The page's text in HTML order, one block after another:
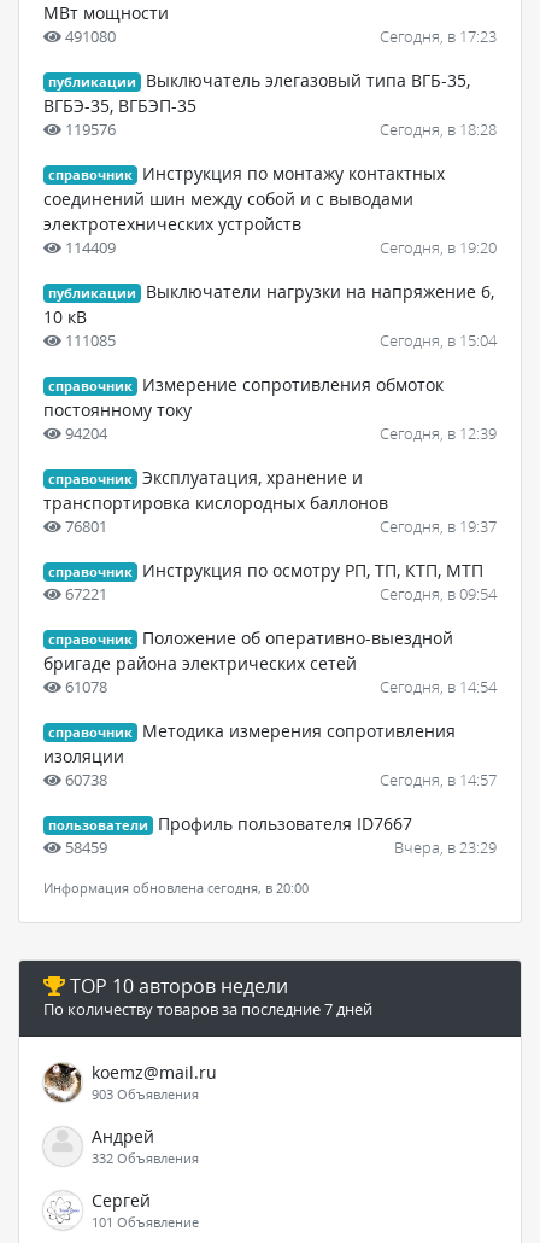
МВт мощности
491080 Сегодня, в 17:23
публикации
Выключатель элегазовый типа ВГБ-35,
ВГБЭ-35, ВГБЭП-35
119576 Сегодня, в 18:28
справочник
Инструкция по монтажу контактных
соединений шин между собой и с выводами
электротехнических устройств
114409 Сегодня, в 19:20
публикации
Выключатели нагрузки на напряжение 6,
10 кВ
111085 Сегодня, в 15:04
справочник
Измерение сопротивления обмоток
постоянному току
94204 Сегодня, в 12:39
справочник Эксплуатация, хранение и
транспортировка кислородных баллонов
76801 Сегодня, в 19:37
справочник Инструкция по осмотру РП, ТП, КТП, МТП
67221 Сегодня, в 09:54
справочник
Положение об оперативно-выездной
бригаде района электрических сетей
61078 Сегодня, в 14:54
справочник
Методика измерения сопротивления
изоляции
60738 Сегодня, в 14:57
пользователи Профиль пользователя ID7667
58459 Вчера, в 23:29
Информация обновлена сегодня, в 20:00
TOP 10 авторов недели
По количеству товаров за последние 7 дней
koemz@mail.ru
903 Объявления
Андрей
332 Объявления
Сергей
101 Объявление